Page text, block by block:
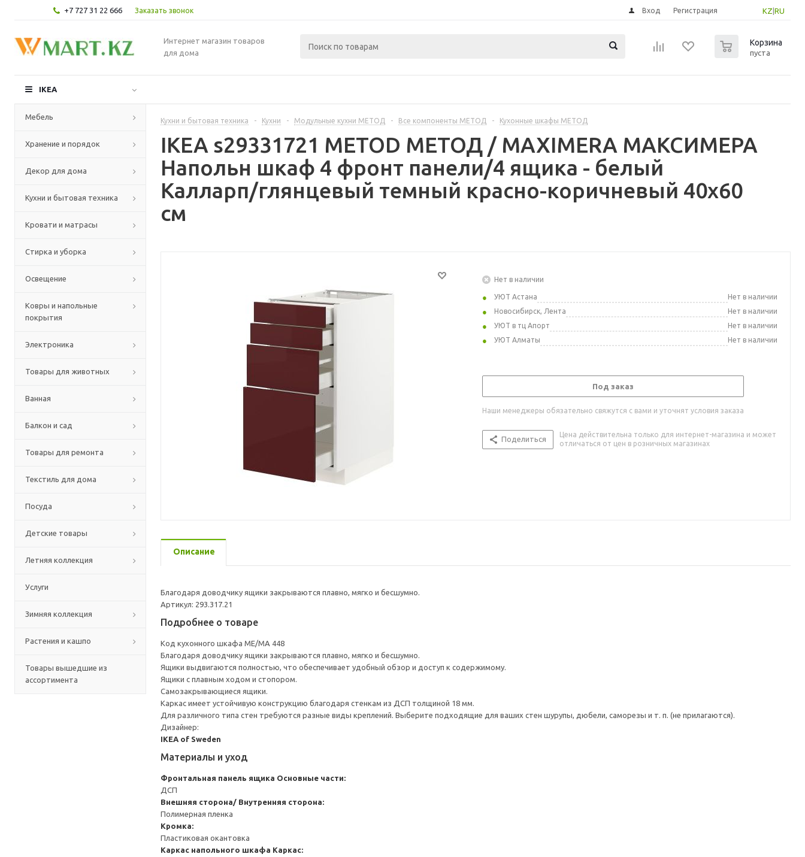
+7 727 31 22 666 Заказать звонок KZ RU
Вход Регистрация
Интернет магазин товаров
для дома
Корзина
пуста
IKEA
Мебель
Хранение и порядок
Декор для дома
Кухни и бытовая техника
Кровати и матрасы
Стирка и уборка
Освещение
Ковры и напольные
покрытия
Электроника
Товары для животных
Ванная
Балкон и сад
Товары для ремонта
Текстиль для дома
Посуда
Детские товары
Летняя коллекция
Услуги
Зимняя коллекция
Растения и кашпо
Товары вышедшие из
ассортимента
Кухни и бытовая техника - Кухни - Модульные кухни МЕТОД - Все компоненты МЕТОД - Кухонные шкафы МЕТОД
IKEA s29331721 METOD МЕТОД / MAXIMERA МАКСИМЕРА
Напольн шкаф 4 фронт панели/4 ящика - белый
Калларп/глянцевый темный красно-коричневый 40x60
см
Нет в наличии
УЮТ Астана
Нет в наличии
Новосибирск, Лента
Нет в наличии
УЮТ в тц Апорт
Нет в наличии
УЮТ Алматы
Нет в наличии
Под заказ
Наши менеджеры обязательно свяжутся с вами и уточнят условия заказа
Поделиться
Цена действительна только для интернет-магазина и может
отличаться от цен в розничных магазинах
Описание
Благодаря доводчику ящики закрываются плавно, мягко и бесшумно.
Артикул: 293.317.21
Подробнее о товаре
Код кухонного шкафа ME/MA 448
Благодаря доводчику ящики закрываются плавно, мягко и бесшумно.
Ящики выдвигаются полностью, что обеспечивает удобный обзор и доступ к содержимому.
Ящики с плавным ходом и стопором.
Самозакрывающиеся ящики.
Каркас имеет устойчивую конструкцию благодаря стенкам из ДСП толщиной 18 мм.
Для различного типа стен требуются разные виды креплений. Выберите подходящие для ваших стен шурупы, дюбели, саморезы и т. п. (не прилагаются).
Дизайнер:
IKEA of Sweden
Материалы и уход
Фронтальная панель ящика Основные части:
ДСП
Внешняя сторона/ Внутренняя сторона:
Полимерная пленка
Кромка:
Пластиковая окантовка
Каркас напольного шкафа Каркас: